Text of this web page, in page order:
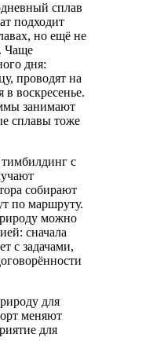
сплав
подходит
но ещё не
Чаще
дня:
проводят на
воскресенье.
занимают
сплавы тоже
с
собирают
по маршруту.
можно
сначала
с задачами,